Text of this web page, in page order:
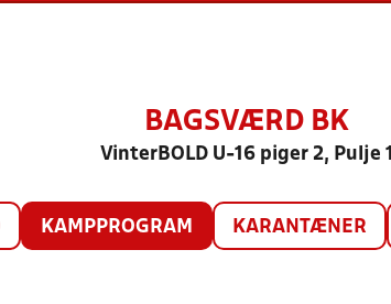
BAGSVÆRD BK
VinterBOLD U-16 piger 2, Pulje 1
KAMPPROGRAM KARANTÆNER